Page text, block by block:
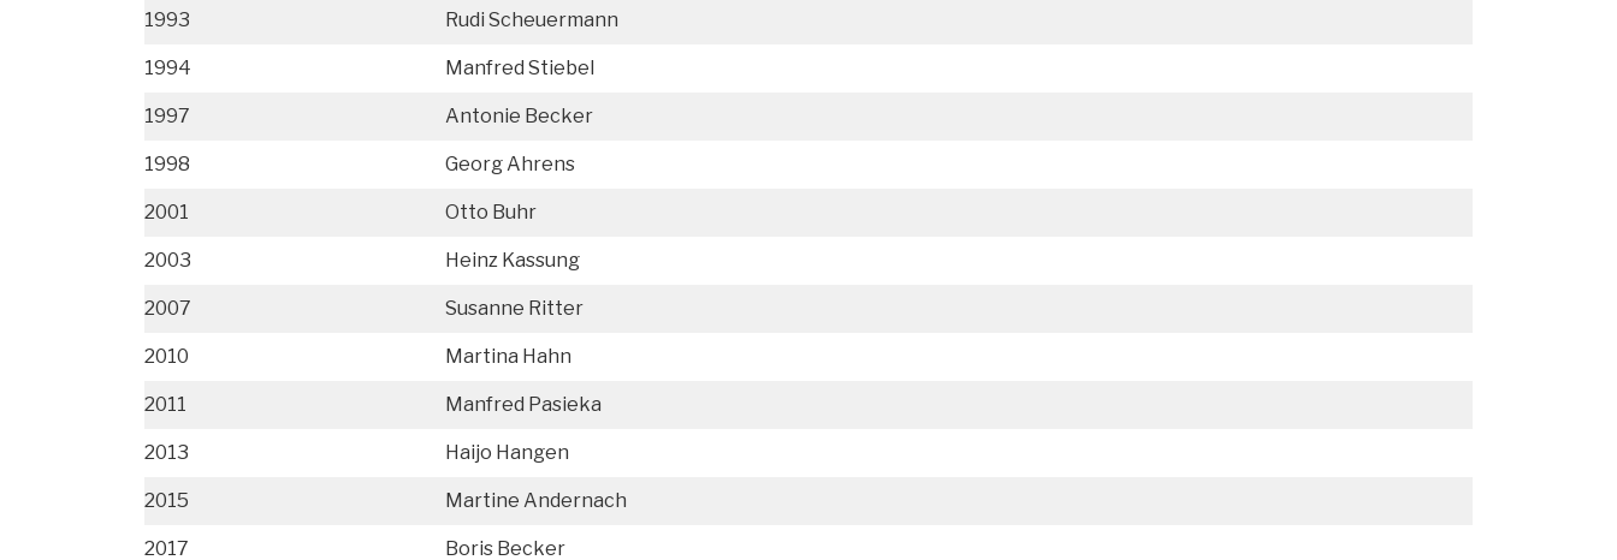
1993 Rudi Scheuermann
1994 Manfred Stiebel
1997 Antonie Becker
1998 Georg Ahrens
2001 Otto Buhr
2003 Heinz Kassung
2007 Susanne Ritter
2010 Martina Hahn
2011 Manfred Pasieka
2013 Haijo Hangen
2015 Martine Andernach
2017 Boris Becker